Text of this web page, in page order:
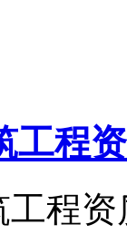
工程
程